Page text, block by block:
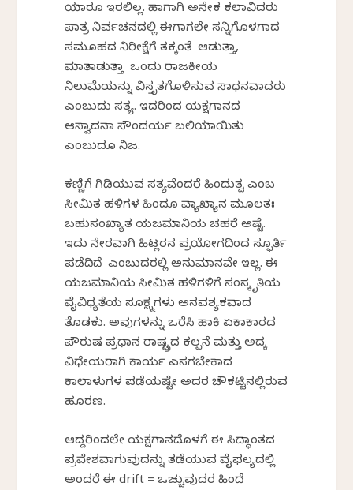
ಯಾರೂ ಇರಲಿಲ್ಲ. ಹಾಗಾಗಿ ಅನೇಕ ಕಲಾವಿದರು
ಪಾತ್ರ ನಿರ್ವಚನದಲ್ಲಿ ಈಗಾಗಲೇ ಸನ್ನಿಗೊಳಗಾದ
ಸಮೂಹದ ನಿರೀಕ್ಷೆಗೆ ತಕ್ಕಂತೆ ಆಡುತ್ತಾ,
ಮಾತಾಡುತ್ತಾ ಒಂದು ರಾಜಕೀಯ
ನಿಲುಮೆಯನ್ನು ವಿಸ್ತೃತಗೊಳಿಸುವ ಸಾಧನವಾದರು
ಎಂಬುದು ಸತ್ಯ. ಇದರಿಂದ ಯಕ್ಷಗಾನದ
ಆಸ್ವಾದನಾ ಸೌಂದರ್ಯ ಬಲಿಯಾಯಿತು
ಎಂಬುದೂ ನಿಜ.
ಕಣ್ಣಿಗೆ ಗಿಡಿಯುವ ಸತ್ಯವೆಂದರೆ ಹಿಂದುತ್ವ ಎಂಬ
ಸೀಮಿತ ಹಳಿಗಳ ಹಿಂದೂ ವ್ಯಾಖ್ಯಾನ ಮೂಲತಃ
ಬಹುಸಂಖ್ಯಾತ ಯಜಮಾನಿಕೆಯ ಚಹರೆ ಅಷ್ಟೆ.
ಇದು ನೇರವಾಗಿ ಹಿಟ್ಲರನ ಪ್ರಯೋಗದಿಂದ ಸ್ಫೂರ್ತಿ
ಪಡೆದಿದೆ ಎಂಬುದರಲ್ಲಿ ಅನುಮಾನವೇ ಇಲ್ಲ. ಈ
ಯಜಮಾನಿಕೆಯ ಸೀಮಿತ ಹಳಿಗಳಿಗೆ ಸಂಸ್ಕೃತಿಯ
ವೈವಿಧ್ಯತೆಯ ಸೂಕ್ಷ್ಮಗಳು ಅನವಶ್ಯಕವಾದ
ತೊಡಕು. ಅವುಗಳನ್ನು ಒರೆಸಿ ಹಾಕಿ ಏಕಾಕಾರದ
ಪೌರುಷ ಪ್ರಧಾನ ರಾಷ್ಟ್ರದ ಕಲ್ಪನೆ ಮತ್ತು ಅದಕ್ಕೆ
ವಿಧೇಯರಾಗಿ ಕಾರ್ಯ ಎಸಗಬೇಕಾದ
ಕಾಲಾಳುಗಳ ಪಡೆಯಷ್ಟೇ ಅದರ ಚೌಕಟ್ಟಿನಲ್ಲಿರುವ
ಹೂರಣ.
ಆದ್ದರಿಂದಲೇ ಯಕ್ಷಗಾನದೊಳಗೆ ಈ ಸಿದ್ಧಾಂತದ
ಪ್ರವೇಶವಾಗುವುದನ್ನು ತಡೆಯುವ ವೈಫಲ್ಯದಲ್ಲಿ
ಅಂದರೆ ಈ drift = ಒಚ್ಚುವುದರ ಹಿಂದೆ